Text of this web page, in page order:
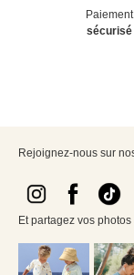
Paiement
sécurisé
Rejoignez-nous sur
Et partagez vos photos